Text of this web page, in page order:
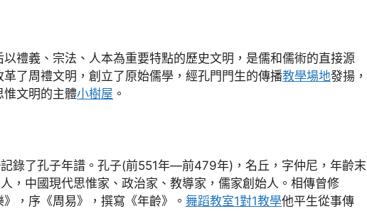
禮義、宗法、人本為重要特點的歷史文明，是儒和儒術的直接源
了周禮文明，創立了原始儒學，經孔門門生的傳播教學場地發揚，
惟文明的主體小樹屋 。
記錄了孔子年譜。孔子(前551年—前479年)，名丘，字仲尼，年齡末
，中國現代思惟家、政治家、教導家，儒家創始人。相傳曾修
，序《周易》，撰寫《年齡》。 舞蹈教室1對1教學他平生從事傳